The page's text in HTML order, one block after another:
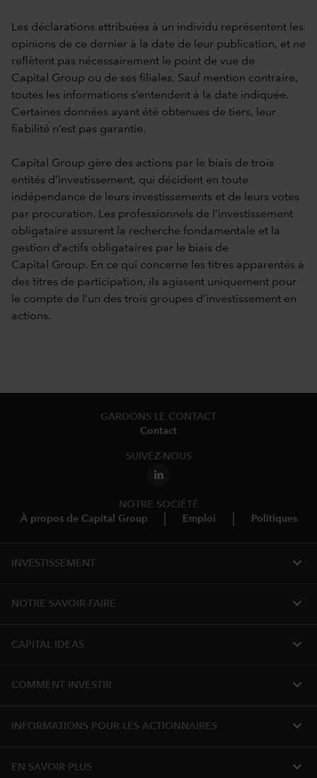
Les déclarations attribuées à un individu représentent les
opinions de ce dernier à la date de leur publication, et ne
reflètent pas nécessairement le point de vue de
Capital Group ou de ses filiales. Sauf mention contraire,
toutes les informations s’entendent à la date indiquée.
Certaines données ayant été obtenues de tiers, leur
fiabilité n’est pas garantie.
Capital Group gère des actions par le biais de trois
entités d’investissement, qui décident en toute
indépendance de leurs investissements et de leurs votes
par procuration. Les professionnels de l’investissement
obligataire assurent la recherche fondamentale et la
gestion d’actifs obligataires par le biais de
Capital Group. En ce qui concerne les titres apparentés à
des titres de participation, ils agissent uniquement pour
le compte de l’un des trois groupes d’investissement en
actions.
GARDONS LE CONTACT
Contact
SUIVEZ-NOUS
NOTRE SOCIÉTÉ
À propos de Capital Group
Emploi Politiques
INVESTISSEMENT expand_more
NOTRE SAVOIR-FAIRE expand_more
CAPITAL IDEAS expand_more
COMMENT INVESTIR expand_more
INFORMATIONS POUR LES ACTIONNAIRES expand_more
EN SAVOIR PLUS expand_more